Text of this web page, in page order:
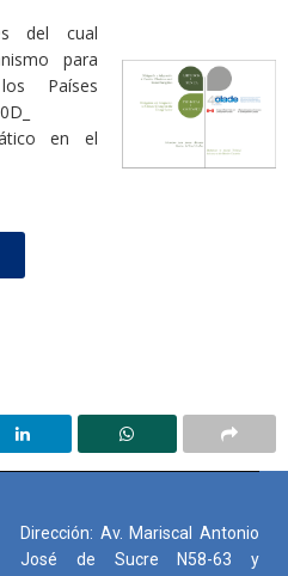
del cual
para
Países
en el
Dirección: Av. Mariscal Antonio
José de Sucre N58-63 y